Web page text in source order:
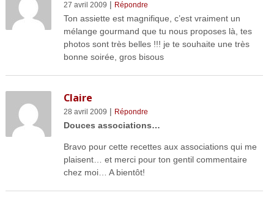
27 avril 2009 | Répondre
Ton assiette est magnifique, c’est vraiment un
mélange gourmand que tu nous proposes là, tes
photos sont très belles !!! je te souhaite une très
bonne soirée, gros bisous
Claire
28 avril 2009 | Répondre
Douces associations…
Bravo pour cette recettes aux associations qui me
plaisent… et merci pour ton gentil commentaire
chez moi… A bientôt!